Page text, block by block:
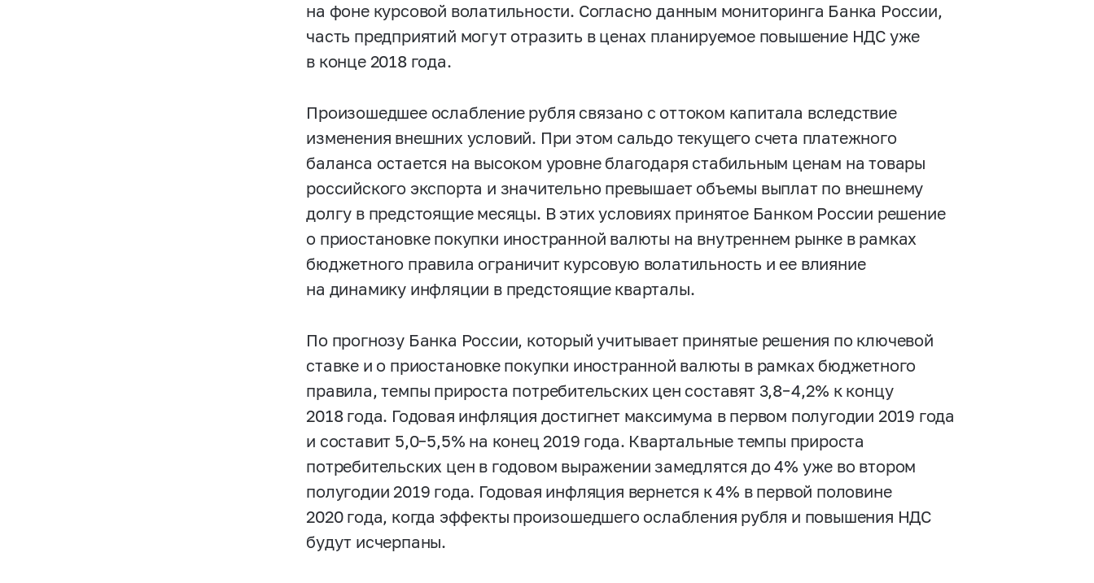
на фоне курсовой волатильности. Согласно данным мониторинга Банка России,
часть предприятий могут отразить в ценах планируемое повышение НДС уже
в конце 2018 года.
Произошедшее ослабление рубля связано с оттоком капитала вследствие
изменения внешних условий. При этом сальдо текущего счета платежного
баланса остается на высоком уровне благодаря стабильным ценам на товары
российского экспорта и значительно превышает объемы выплат по внешнему
долгу в предстоящие месяцы. В этих условиях принятое Банком России решение
о приостановке покупки иностранной валюты на внутреннем рынке в рамках
бюджетного правила ограничит курсовую волатильность и ее влияние
на динамику инфляции в предстоящие кварталы.
По прогнозу Банка России, который учитывает принятые решения по ключевой
ставке и о приостановке покупки иностранной валюты в рамках бюджетного
правила, темпы прироста потребительских цен составят 3,8–4,2% к концу
2018 года. Годовая инфляция достигнет максимума в первом полугодии 2019 года
и составит 5,0–5,5% на конец 2019 года. Квартальные темпы прироста
потребительских цен в годовом выражении замедлятся до 4% уже во втором
полугодии 2019 года. Годовая инфляция вернется к 4% в первой половине
2020 года, когда эффекты произошедшего ослабления рубля и повышения НДС
будут исчерпаны.